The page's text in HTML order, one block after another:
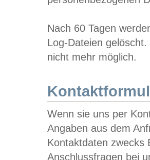
Nach 60 Tagen
Log-Dateien
nicht mehr möglich.
Wenn sie uns per
Angaben aus dem
Kontaktdaten zwecks
Anschlussfragen bei